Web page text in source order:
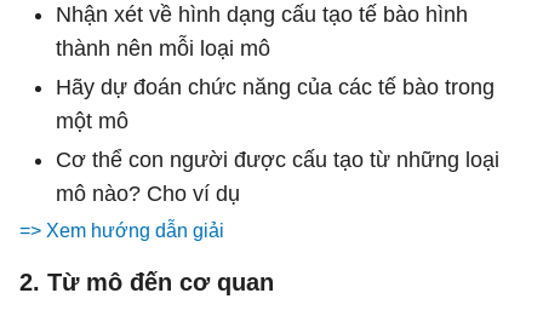
Nhận xét về hình dạng cấu tạo tế bào hình
thành nên mỗi loại mô
Hãy dự đoán chức năng của các tế bào trong
một mô
Cơ thể con người được cấu tạo từ những loại
mô nào? Cho ví dụ
=> Xem hướng dẫn giải
2. Từ mô đến cơ quan